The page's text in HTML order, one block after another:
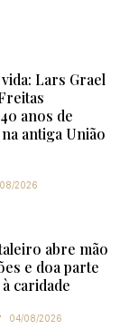
Lars Grael
anos de
antiga União
2026
abre mão
e doa parte
caridade
04/08/2026